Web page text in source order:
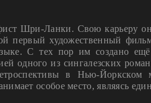
Шри-Ланки. Свою карьеру
художественный
С тех пор им создано
одного из сингалезских
в Нью-Йоркском
особое место, являясь